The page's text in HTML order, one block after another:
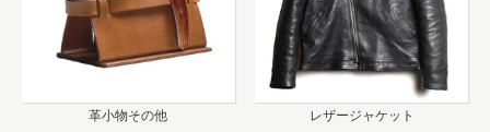
革小物その他 レザージャケット